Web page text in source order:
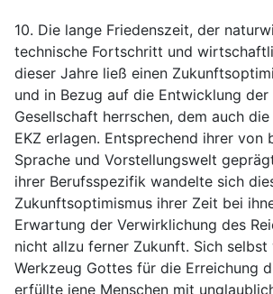
10. Die lange Friedenszeit, der
technische Fortschritt und
dieser Jahre ließ einen
und in Bezug auf die Entwicklung der
Gesellschaft herrschen, dem auch
EKZ erlagen. Entsprechend ihrer von
Sprache und Vorstellungswelt
ihrer Berufsspezifik wandelte sich
Zukunftsoptimismus ihrer Zeit bei
Erwartung der Verwirklichung des
nicht allzu ferner Zukunft. Sich selbst
Werkzeug Gottes für die Erreichung
erfüllte jene Menschen mit